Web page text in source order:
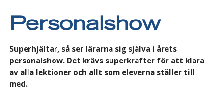
Personalshow
Superhjältar, så ser lärarna sig själva i årets
personalshow. Det krävs superkrafter för att klara
av alla lektioner och allt som eleverna ställer till
med.